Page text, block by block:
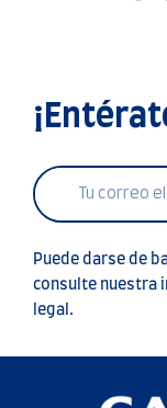
Puede darse de
consulte nuestra
legal.